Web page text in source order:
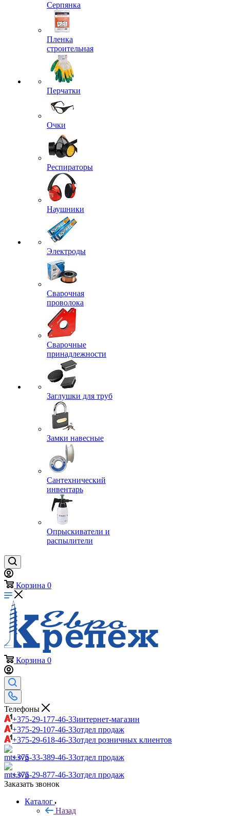
Серпянка
Пленка
строительная
Перчатки
Очки
Респираторы
Наушники
Электроды
Сварочная
проволока
Сварочные
принадлежности
Заглушки для труб
Замки навесные
Сантехнический
инвентарь
Опрыскиватели и
распылители
Корзина 0
Корзина 0
Телефоны
+375-29-177-46-33интернет-магазин
+375-29-107-46-33отдел продаж
+375-29-618-46-33отдел розничных клиентов
+375-33-389-46-33отдел продаж
+375-29-877-46-33отдел продаж
Заказать звонок
Каталог
Назад